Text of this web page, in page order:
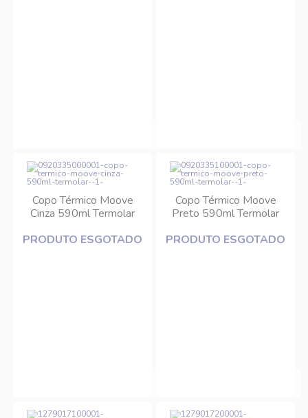
Copo Térmico Moove
Cinza 590ml Termolar
PRODUTO ESGOTADO
Copo Térmico Moove
Preto 590ml Termolar
PRODUTO ESGOTADO